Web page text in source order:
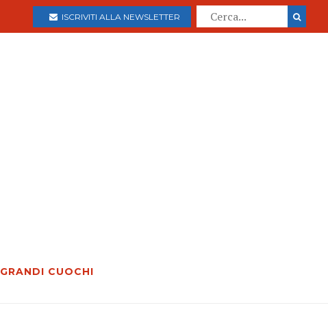
ISCRIVITI ALLA NEWSLETTER
GRANDI CUOCHI